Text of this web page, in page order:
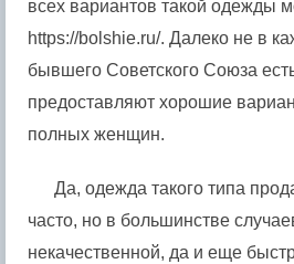
всех вариантов такой одежды
https://bolshie.ru/. Далеко не в
бывшего Советского Союза
предоставляют хорошие
полных женщин.
Да, одежда такого типа
часто, но в большинстве
некачественной, да и еще